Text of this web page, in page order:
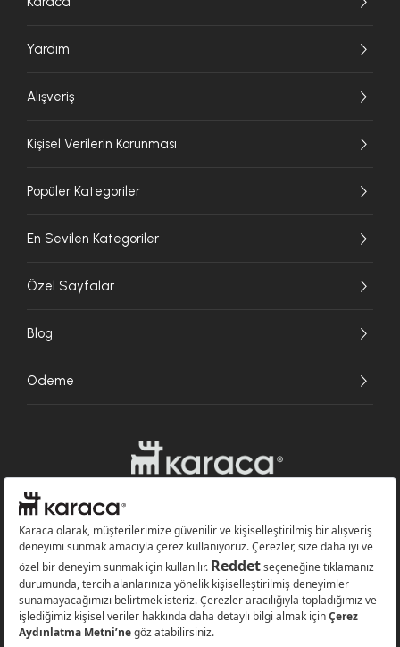
Yardım
Alışveriş
Kişisel Verilerin Korunması
Popüler Kategoriler
En Sevilen Kategoriler
Özel Sayfalar
Blog
Ödeme
Websitesinde kullanılan bazı görseller yapay zekâ (AI) ile üretilmiştir.
Karaca.com © 2026 - Karaca Züccaciye A.Ş. Tüm hakları saklıdır.